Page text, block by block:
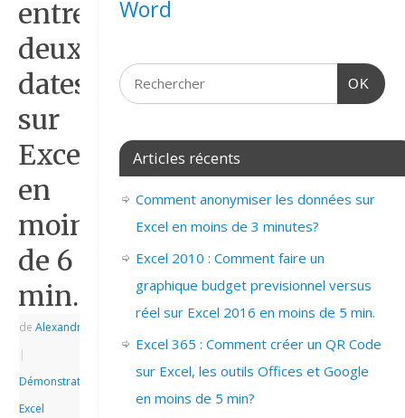
entre
deux
dates
sur
Excel
en
moins
de 6
min.
deAlexandre
|
Démonstrations
Excel
Word
OK
Articles récents
Comment anonymiser les données sur
Excel en moins de 3 minutes?
Excel 2010 : Comment faire un
graphique budget previsionnel versus
réel sur Excel 2016 en moins de 5 min.
Excel 365 : Comment créer un QR Code
sur Excel, les outils Offices et Google
en moins de 5 min?